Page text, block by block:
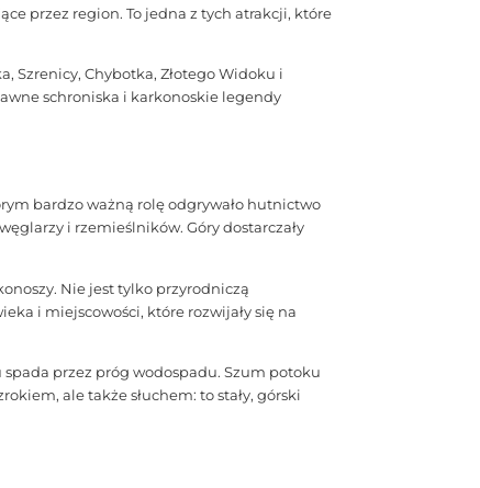
przez region. To jedna z tych atrakcji, które
Szrenicy, Chybotka, Złotego Widoku i
schroniska i karkonoskie legendy
bardzo ważną rolę odgrywało hutnictwo
i rzemieślników. Góry dostarczały
Nie jest tylko przyrodniczą
i miejscowości, które rozwijały się na
przez próg wodospadu. Szum potoku
ale także słuchem: to stały, górski